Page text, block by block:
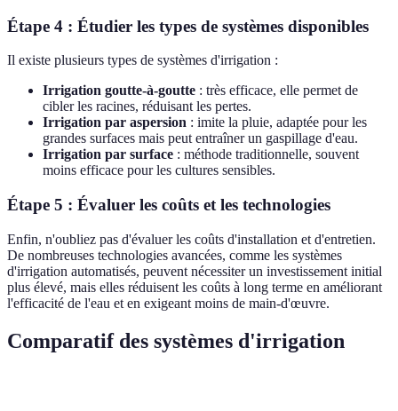
Étape 4 : Étudier les types de systèmes disponibles
Il existe plusieurs types de systèmes d'irrigation :
Irrigation goutte-à-goutte : très efficace, elle permet de
cibler les racines, réduisant les pertes.
Irrigation par aspersion : imite la pluie, adaptée pour les
grandes surfaces mais peut entraîner un gaspillage d'eau.
Irrigation par surface : méthode traditionnelle, souvent
moins efficace pour les cultures sensibles.
Étape 5 : Évaluer les coûts et les technologies
Enfin, n'oubliez pas d'évaluer les coûts d'installation et d'entretien.
De nombreuses technologies avancées, comme les systèmes
d'irrigation automatisés, peuvent nécessiter un investissement initial
plus élevé, mais elles réduisent les coûts à long terme en améliorant
l'efficacité de l'eau et en exigeant moins de main-d'œuvre.
Comparatif des systèmes d'irrigation